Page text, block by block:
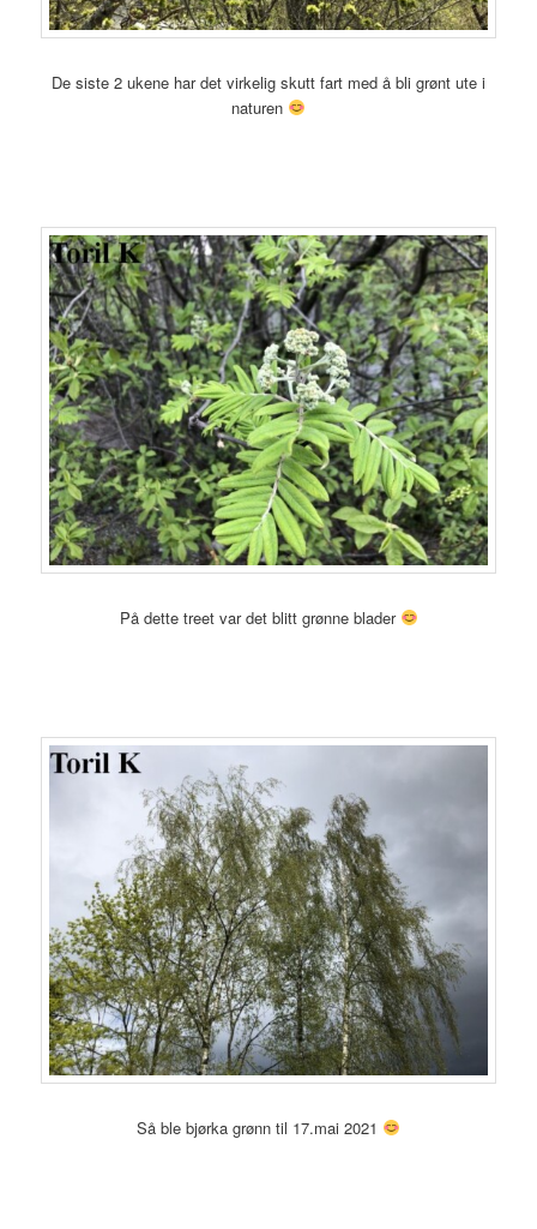
De siste 2 ukene har det virkelig skutt fart med å bli grønt ute i
naturen
På dette treet var det blitt grønne blader
Så ble bjørka grønn til 17.mai 2021